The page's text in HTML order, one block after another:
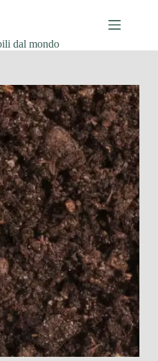
dal mondo